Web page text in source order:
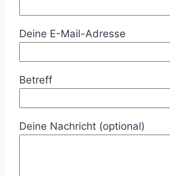
Deine E-Mail-Adresse
Betreff
Deine Nachricht (optional)